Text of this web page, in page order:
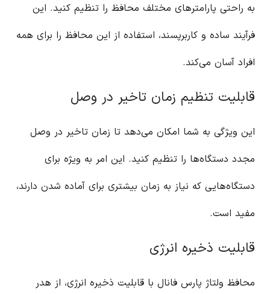
به راحتی پارامترهای مختلف محافظ را تنظیم کنید. این
فرآیند ساده و کاربرپسند، استفاده از این محافظ را برای همه
افراد آسان می‌کند.
قابلیت تنظیم زمان تاخیر در وصل
این ویژگی به شما امکان می‌دهد تا زمان تاخیر در وصل
مجدد دستگاه‌ها را تنظیم کنید. این امر به ویژه برای
دستگاه‌هایی که نیاز به زمان بیشتری برای آماده شدن دارند،
مفید است.
قابلیت ذخیره انرژی
محافظ ولتاژ پارس فانال با قابلیت ذخیره انرژی، از هدر